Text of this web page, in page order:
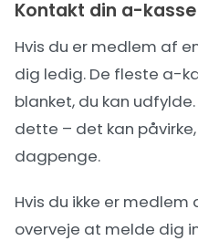
Kontakt din a-kasse
Hvis du er medlem af
dig ledig. De fleste a-
blanket, du kan
dette – det kan
dagpenge.
Hvis du ikke er
overveje at melde dig